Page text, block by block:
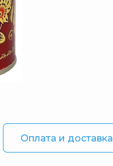
Оплата и доставка